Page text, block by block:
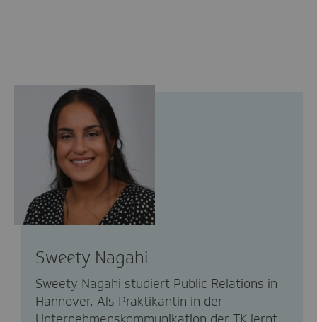
Sweety Nagahi
Sweety Nagahi studiert Public Relations in
Hannover. Als Praktikantin in der